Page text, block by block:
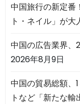
中国旅行の新定
ト・ネイル」が大
中国の広告業界、
2026年8月9日
中国の貿易総額
トなど「新たな輸